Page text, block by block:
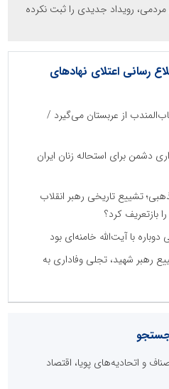
مردمی، رویداد جدیدی را ثبت نکرده
رسانی اعتلای نهادهای
از عربستان می‌گیرد /
دشمن برای استحاله زنان ایران
تشییع تاریخی رهبر انقلاب
بازتعریف کرد؟
با آیت‌الله خامنه‌ای بود
رهبر شهید، تجلی وفاداری به
جستجو
و اتحادیه‌های پویا، اقتصاد